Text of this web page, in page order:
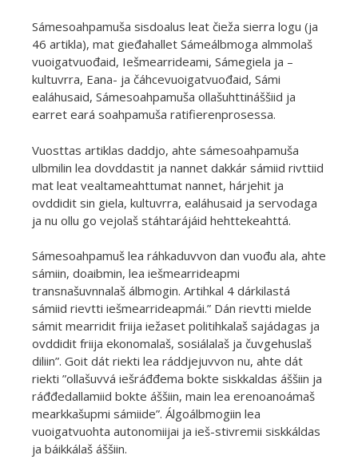
Sámesoahpamuša sisdoalus leat čieža sierra logu (ja
46 artikla), mat gieđahallet Sámeálbmoga almmolaš
vuoigatvuođaid, Iešmearrideami, Sámegiela ja –
kultuvrra, Eana- ja čáhcevuoigatvuođaid, Sámi
ealáhusaid, Sámesoahpamuša ollašuhttináššiid ja
earret eará soahpamuša ratifierenprosessa.
Vuosttas artiklas daddjo, ahte sámesoahpamuša
ulbmilin lea dovddastit ja nannet dakkár sámiid rivttiid
mat leat vealtameahttumat nannet, hárjehit ja
ovddidit sin giela, kultuvrra, ealáhusaid ja servodaga
ja nu ollu go vejolaš stáhtarájáid hehttekeahttá.
Sámesoahpamuš lea ráhkaduvvon dan vuođu ala, ahte
sámiin, doaibmin, lea iešmearrideapmi
transnašuvnnalaš álbmogin. Artihkal 4 dárkilastá
sámiid rievtti iešmearrideapmái.” Dán rievtti mielde
sámit mearridit friija iežaset politihkalaš sajádagas ja
ovddidit friija ekonomalaš, sosiálalaš ja čuvgehuslaš
diliin”. Goit dát riekti lea ráddjejuvvon nu, ahte dát
riekti ”ollašuvvá iešráđđema bokte siskkaldas áššiin ja
ráđđedallamiid bokte áššiin, main lea erenoanoámaš
mearkkašupmi sámiide”. Álgoálbmogiin lea
vuoigatvuohta autonomiijai ja ieš-stivremii siskkáldas
ja báikkálaš áššiin.